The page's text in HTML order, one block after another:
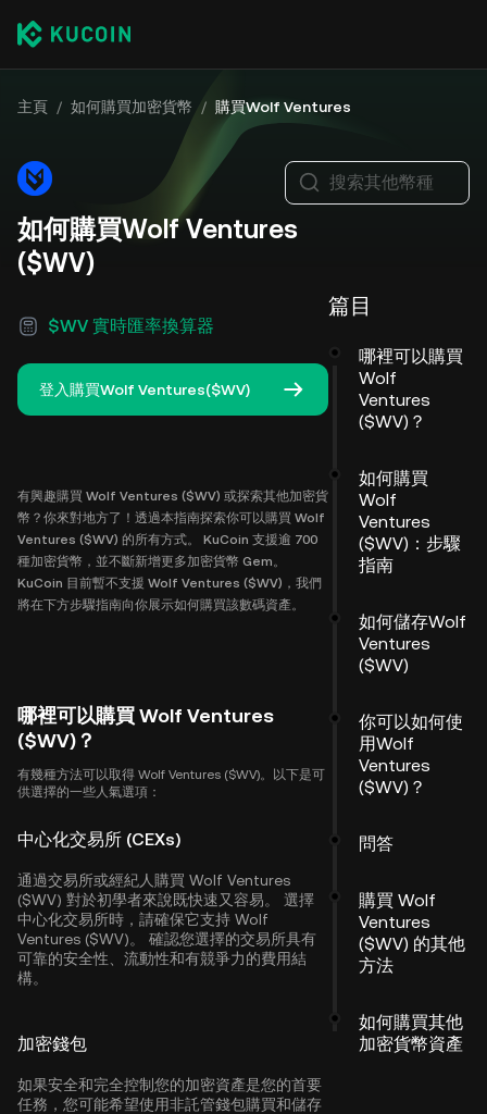
主頁 / 如何購買加密貨幣 / 購買Wolf Ventures
如何購買Wolf Ventures
($WV)
$WV 實時匯率換算器
登入購買Wolf Ventures($WV)
有興趣購買 Wolf Ventures ($WV) 或探索其他加密貨
幣？你來對地方了！透過本指南探索你可以購買 Wolf
Ventures ($WV) 的所有方式。 KuCoin 支援逾 700
種加密貨幣，並不斷新增更多加密貨幣 Gem。
KuCoin 目前暫不支援 Wolf Ventures ($WV)，我們
將在下方步驟指南向你展示如何購買該數碼資產。
哪裡可以購買 Wolf Ventures
($WV)？
有幾種方法可以取得 Wolf Ventures ($WV)。以下是可
供選擇的一些人氣選項：
中心化交易所 (CEXs)
通過交易所或經紀人購買 Wolf Ventures
($WV) 對於初學者來說既快速又容易。 選擇
中心化交易所時，請確保它支持 Wolf
Ventures ($WV)。 確認您選擇的交易所具有
可靠的安全性、流動性和有競爭力的費用結
構。
加密錢包
如果安全和完全控制您的加密資產是您的首要
任務，您可能希望使用非託管錢包購買和儲存
搜索其他幣種
篇目
哪裡可以購買
Wolf
Ventures
($WV)？
如何購買
Wolf
Ventures
($WV)：步驟
指南
如何儲存Wolf
Ventures
($WV)
你可以如何使
用Wolf
Ventures
($WV)？
問答
購買 Wolf
Ventures
($WV) 的其他
方法
如何購買其他
加密貨幣資產